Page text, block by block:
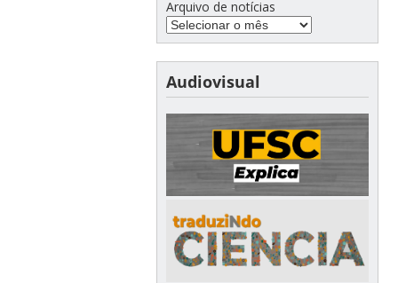
Arquivo de notícias
Audiovisual